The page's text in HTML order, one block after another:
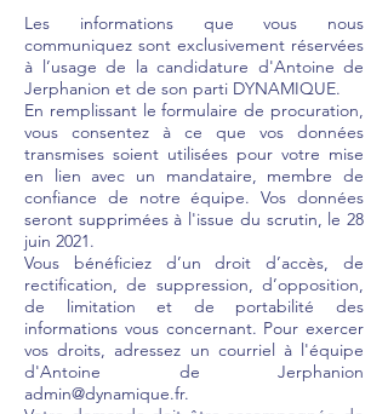
Les informations que vous nous
communiquez sont exclusivement réservées
à l’usage de la candidature d'Antoine de
Jerphanion et de son parti DYNAMIQUE.
En remplissant le formulaire de procuration,
vous consentez à ce que vos données
transmises soient utilisées pour votre mise
en lien avec un mandataire, membre de
confiance de notre équipe. Vos données
seront supprimées à l'issue du scrutin, le 28
juin 2021.
Vous bénéficiez d’un droit d’accès, de
rectification, de suppression, d’opposition,
de limitation et de portabilité des
informations vous concernant. Pour exercer
vos droits, adressez un courriel à l'équipe
d'Antoine de Jerphanion
admin@dynamique.fr.